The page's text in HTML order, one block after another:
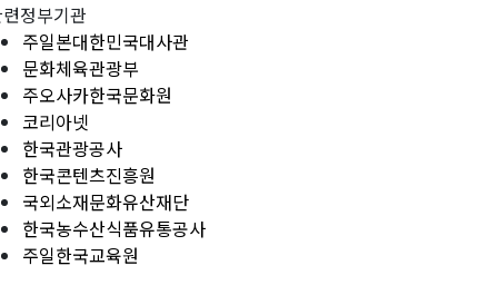
정부기관
주일본대한민국대사관
문화체육관광부
주오사카한국문화원
코리아넷
한국관광공사
한국콘텐츠진흥원
국외소재문화유산재단
한국농수산식품유통공사
주일한국교육원